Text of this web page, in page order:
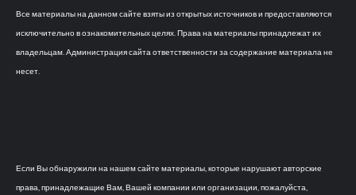
Все материалы на данном сайте взяты из открытых источников и предоставляются
исключительно в ознакомительных целях. Права на материалы принадлежат их
владельцам. Администрация сайта ответственности за содержание материала не
несет.
Если Вы обнаружили на нашем сайте материалы, которые нарушают авторские
права, принадлежащие Вам, Вашей компании или организации, пожалуйста,